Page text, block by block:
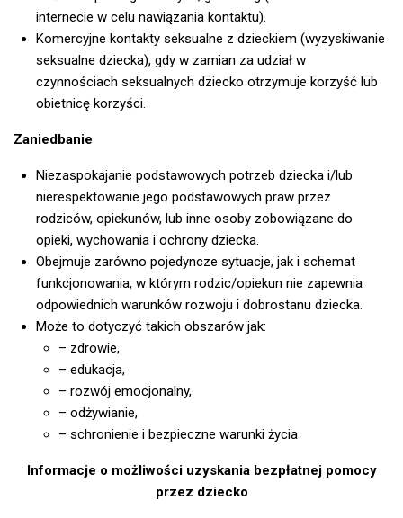
internecie w celu nawiązania kontaktu).
Komercyjne kontakty seksualne z dzieckiem (wyzyskiwanie
seksualne dziecka), gdy w zamian za udział w
czynnościach seksualnych dziecko otrzymuje korzyść lub
obietnicę korzyści.
Zaniedbanie
Niezaspokajanie podstawowych potrzeb dziecka i/lub
nierespektowanie jego podstawowych praw przez
rodziców, opiekunów, lub inne osoby zobowiązane do
opieki, wychowania i ochrony dziecka.
Obejmuje zarówno pojedyncze sytuacje, jak i schemat
funkcjonowania, w którym rodzic/opiekun nie zapewnia
odpowiednich warunków rozwoju i dobrostanu dziecka.
Może to dotyczyć takich obszarów jak:
– zdrowie,
– edukacja,
– rozwój emocjonalny,
– odżywianie,
– schronienie i bezpieczne warunki życia
Informacje o możliwości uzyskania bezpłatnej pomocy
przez dziecko